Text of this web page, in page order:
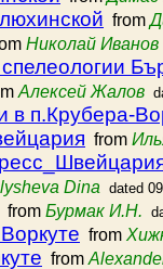
from
Николай Иванов
Алексей Жалов
в п.Крубера-
from
Dina dated
from Бурмак И.Н.
from
from